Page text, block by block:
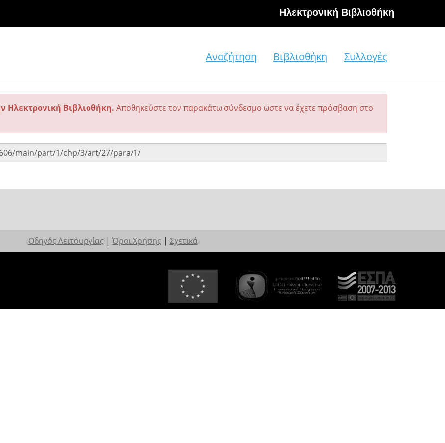
Hλεκτρονική Βιβλιοθήκη
Αναζήτηση Βιβλιοθήκη Συλλογές
Ηλεκτρονική Βιβλιοθήκη. Αποθηκεύστε τον παρακάτω σύνδεσμο ώστε να έχετε πρόσβαση στο
Οδηγός Λειτουργίας | Όροι Χρήσης | Σχετικά